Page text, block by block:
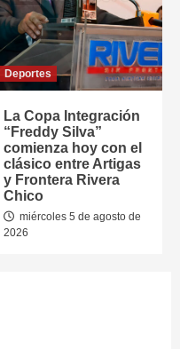
Deportes
La Copa Integración
“Freddy Silva”
comienza hoy con el
clásico entre Artigas
y Frontera Rivera
Chico
miércoles 5 de agosto de
2026